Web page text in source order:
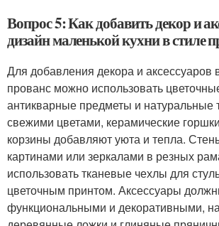
Вопрос 5: Как добавить декор и
дизайн маленькой кухни в стиле
Для добавления декора и аксессуаров
прованс можно использовать
антикварные предметы и натуральные
свежими цветами, керамические
корзины добавляют уюта и тепла.
картинами или зеркалами в резных
использовать тканевые чехлы для
цветочным принтом. Аксессуары
функциональными и декоративными,